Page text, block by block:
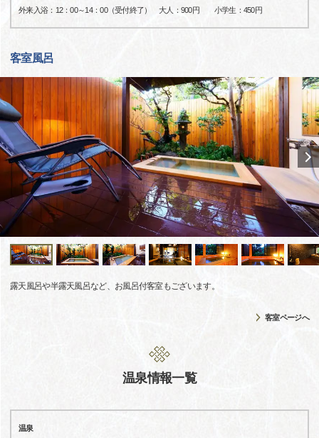
外来入浴：12：00～14：00（受付終了） 大人：900円 小学生：450円
客室風呂
露天風呂や半露天風呂など、お風呂付客室もございます。
客室ページへ
温泉情報一覧
温泉